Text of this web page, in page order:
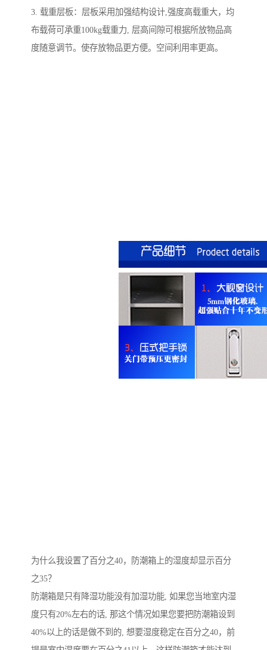
3. 载重层板：层板采用加强结构设计,强度高载重大，均
布载荷可承重100kg载重力, 层高间隙可根据所放物品高
度随意调节。使存放物品更方便。空间利用率更高。
为什么我设置了百分之40，防潮箱上的湿度却显示百分
之35？
防潮箱是只有降湿功能没有加湿功能, 如果您当地室内湿
度只有20%左右的话, 那这个情况如果您要把防潮箱设到
40%以上的话是做不到的, 想要湿度稳定在百分之40，前